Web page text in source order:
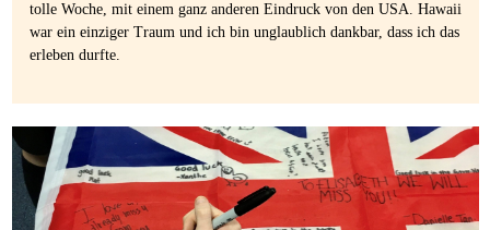
tolle Woche, mit einem ganz anderen Eindruck von den USA. Hawaii
war ein einziger Traum und ich bin unglaublich dankbar, dass ich das
erleben durfte.